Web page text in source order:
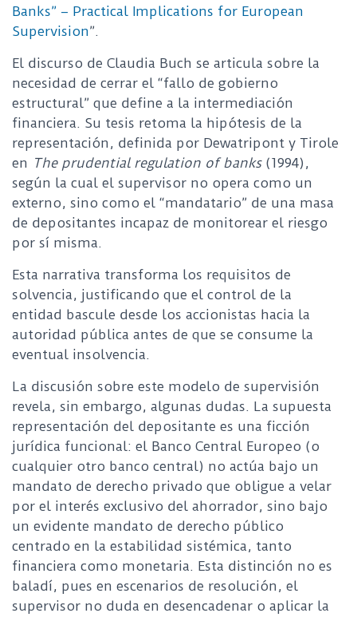
Banks” – Practical Implications for European
Supervision”.
El discurso de Claudia Buch se articula sobre la
necesidad de cerrar el “fallo de gobierno
estructural” que define a la intermediación
financiera. Su tesis retoma la hipótesis de la
representación, definida por Dewatripont y Tirole
en The prudential regulation of banks(1994),
según la cual el supervisor no opera como un
externo, sino como el “mandatario” de una masa
de depositantes incapaz de monitorear el riesgo
por sí misma.
Esta narrativa transforma los requisitos de
solvencia, justificando que el control de la
entidad bascule desde los accionistas hacia la
autoridad pública antes de que se consume la
eventual insolvencia.
La discusión sobre este modelo de supervisión
revela, sin embargo, algunas dudas. La supuesta
representación del depositante es una ficción
jurídica funcional: el Banco Central Europeo (o
cualquier otro banco central) no actúa bajo un
mandato de derecho privado que obligue a velar
por el interés exclusivo del ahorrador, sino bajo
un evidente mandato de derecho público
centrado en la estabilidad sistémica, tanto
financiera como monetaria. Esta distinción no es
baladí, pues en escenarios de resolución, el
supervisor no duda en desencadenar o aplicar la